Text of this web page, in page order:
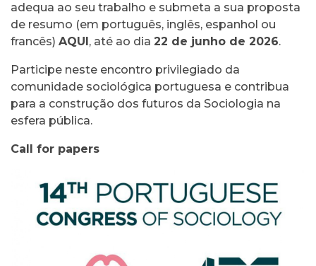
adequa ao seu trabalho e submeta a sua proposta
de resumo (em português, inglês, espanhol ou
francês) AQUI, até ao dia 22 de junho de 2026.
Participe neste encontro privilegiado da
comunidade sociológica portuguesa e contribua
para a construção dos futuros da Sociologia na
esfera pública.
Call for papers